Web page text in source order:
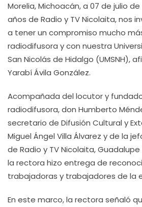
Morelia, Michoacán, a 07 de julio
años de Radio y TV Nicolaita, nos
a tener un compromiso mucho
radiodifusora y con nuestra
San Nicolás de Hidalgo (UMSNH),
Yarabí Ávila González.
Acompañada del locutor y
radiodifusora, don Humberto
secretario de Difusión Cultural y
Miguel Ángel Villa Álvarez y de la
de Radio y TV Nicolaita,
la rectora hizo entrega de
trabajadoras y trabajadores de la
En este marco, la rectora señaló